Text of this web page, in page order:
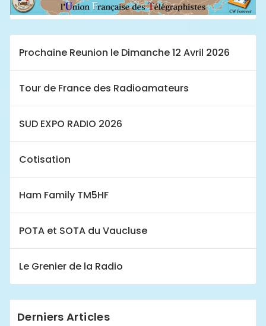
Prochaine Reunion le Dimanche 12 Avril 2026
Tour de France des Radioamateurs
SUD EXPO RADIO 2026
Cotisation
Ham Family TM5HF
POTA et SOTA du Vaucluse
Le Grenier de la Radio
Derniers Articles